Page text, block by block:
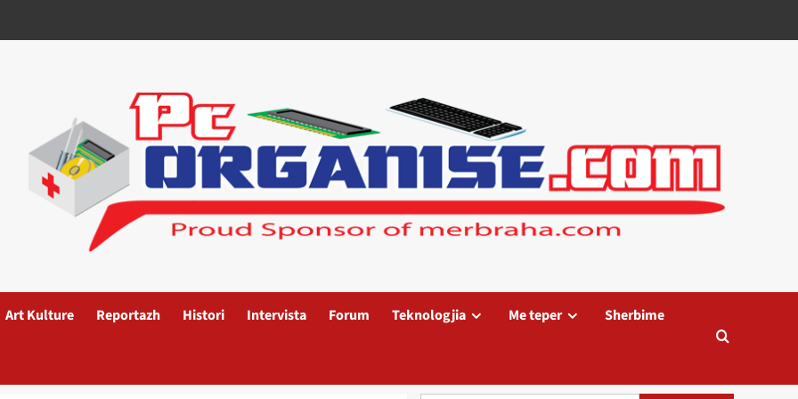
Art Kulture Reportazh Histori Intervista Forum Teknologjia Me teper Sherbime